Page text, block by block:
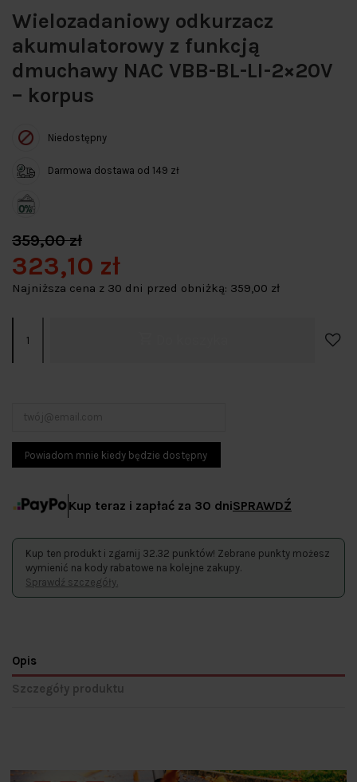
Wielozadaniowy odkurzacz
akumulatorowy z funkcją
dmuchawy NAC VBB-BL-LI-2×20V
– korpus
Niedostępny
Darmowa dostawa od 149 zł
359,00 zł
323,10 zł
Najniższa cena z 30 dni przed obniżką: 359,00 zł
Kup teraz i zapłać za 30 dniSPRAWDŹ
Kup ten produkt i zgarnij 32.32 punktów! Zebrane punkty możesz
wymienić na kody rabatowe na kolejne zakupy.
Sprawdź szczegóły.
Opis
Szczegóły produktu